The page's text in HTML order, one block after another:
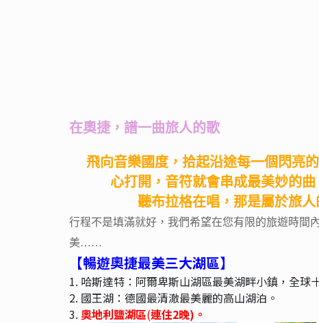
在奧捷，譜一曲旅人的歌
飛向音樂國度，拾起沿途每一個閃亮
心打開，音符就會串成最美妙的曲
聽布拉格在唱，那是屬於旅人
行程不是填滿就好，我們希望在您有限的旅遊時間
美……
【暢遊奧捷最美三大湖區】
1. 哈斯達特：阿爾卑斯山湖區最美湖畔小鎮，全球
2. 國王湖：德國最清澈最美麗的高山湖泊。
3. 奧地利鹽湖區(連住2晚)。